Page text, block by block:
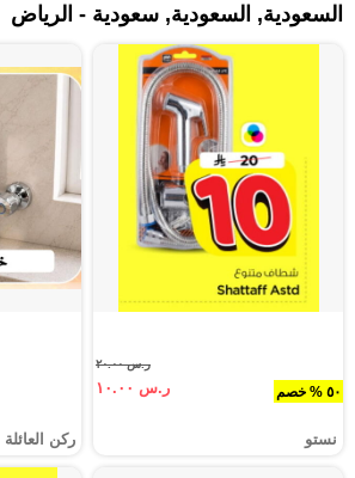
السعودية, السعودية, سعودية - الرياض
٥٠ % خصم
ر.س ٢٠.٠٠
ر.س ١٠.٠٠
نستو ركن العائلة